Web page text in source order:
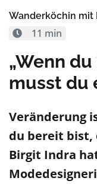
Wanderköchin mit
11 min
„Wenn
musst du
Veränderung
du bereit bist,
Birgit Indra